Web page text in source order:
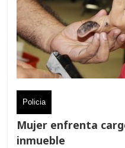
Policia
Mujer enfrenta
inmueble